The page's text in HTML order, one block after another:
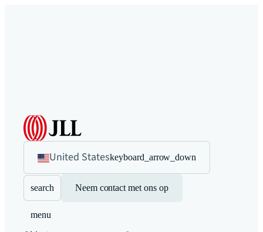
United Stateskeyboard_arrow_down
search Neem contact met ons op
menu